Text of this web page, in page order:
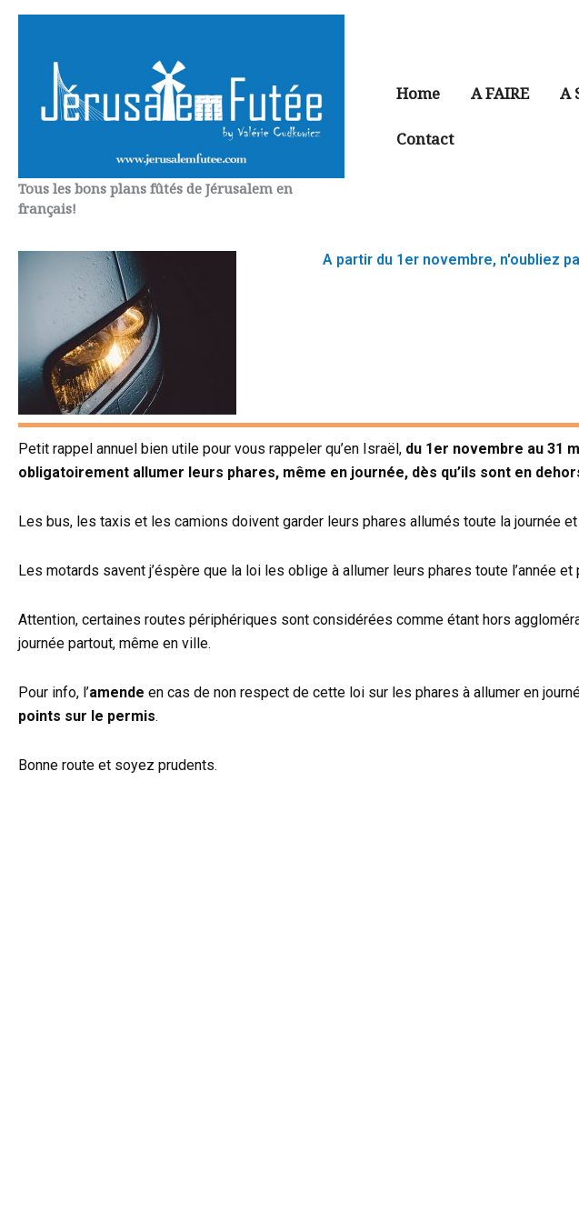
Aller
contenu
Tous les bons plans fûtés de Jérusalem en
français!
Home A FAIRE A
Contact
A partir du 1er novembre, n'oubliez
Petit rappel annuel bien utile pour vous rappeler qu’en Israël, du 1er novembre au 31
obligatoirement allumer leurs phares, même en journée, dès qu’ils sont en
Les bus, les taxis et les camions doivent garder leurs phares allumés toute la journée et
Les motards savent j’éspère que la loi les oblige à allumer leurs phares toute l’année et
Attention, certaines routes périphériques sont considérées comme étant hors
journée partout, même en ville.
Pour info, l’amende en cas de non respect de cette loi sur les phares à allumer en
points sur le permis.
Bonne route et soyez prudents.